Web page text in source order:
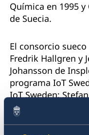
Química en 1995
de Suecia.
El consorcio
Fredrik Hallgren y
Johansson de
programa IoT
IoT Sweden;
Amanda Von
Nicolai Slotte de